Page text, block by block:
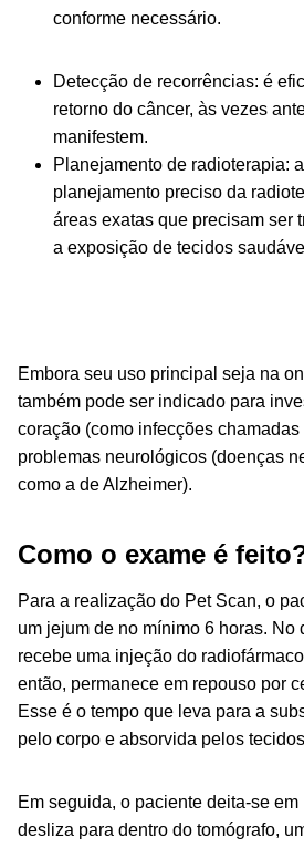
conforme necessário.
Detecção de recorrências: é
retorno do câncer, às vezes
manifestem.
Planejamento de radioterapia:
planejamento preciso da
áreas exatas que precisam ser
a exposição de tecidos
Embora seu uso principal seja na
também pode ser indicado para
coração (como infecções
problemas neurológicos (doenças
como a de Alzheimer).
Como o exame é
Para a realização do Pet Scan, o
um jejum de no mínimo 6 horas. No
recebe uma injeção do
então, permanece em repouso por
Esse é o tempo que leva para a
pelo corpo e absorvida pelos
Em seguida, o paciente deita-se
desliza para dentro do tomógrafo,